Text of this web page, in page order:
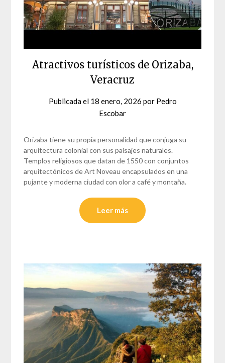
Atractivos turísticos de Orizaba,
Veracruz
Publicada el 18 enero, 2026 por Pedro
Escobar
Orizaba tiene su propia personalidad que conjuga su
arquitectura colonial con sus paisajes naturales.
Templos religiosos que datan de 1550 con conjuntos
arquitectónicos de Art Noveau encapsulados en una
pujante y moderna ciudad con olor a café y montaña.
Leer más